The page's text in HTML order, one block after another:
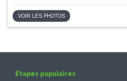
VOIR LES PHOTOS
Étapes populaires